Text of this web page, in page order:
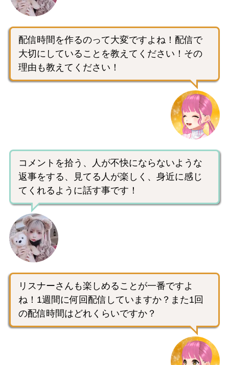
配信時間を作るのって大変ですよね！配信で
大切にしていることを教えてください！その
理由も教えてください！
コメントを拾う、人が不快にならないような
返事をする、見てる人が楽しく、身近に感じ
てくれるように話す事です！
リスナーさんも楽しめることが一番ですよ
ね！1週間に何回配信していますか？また1回
の配信時間はどれくらいですか？